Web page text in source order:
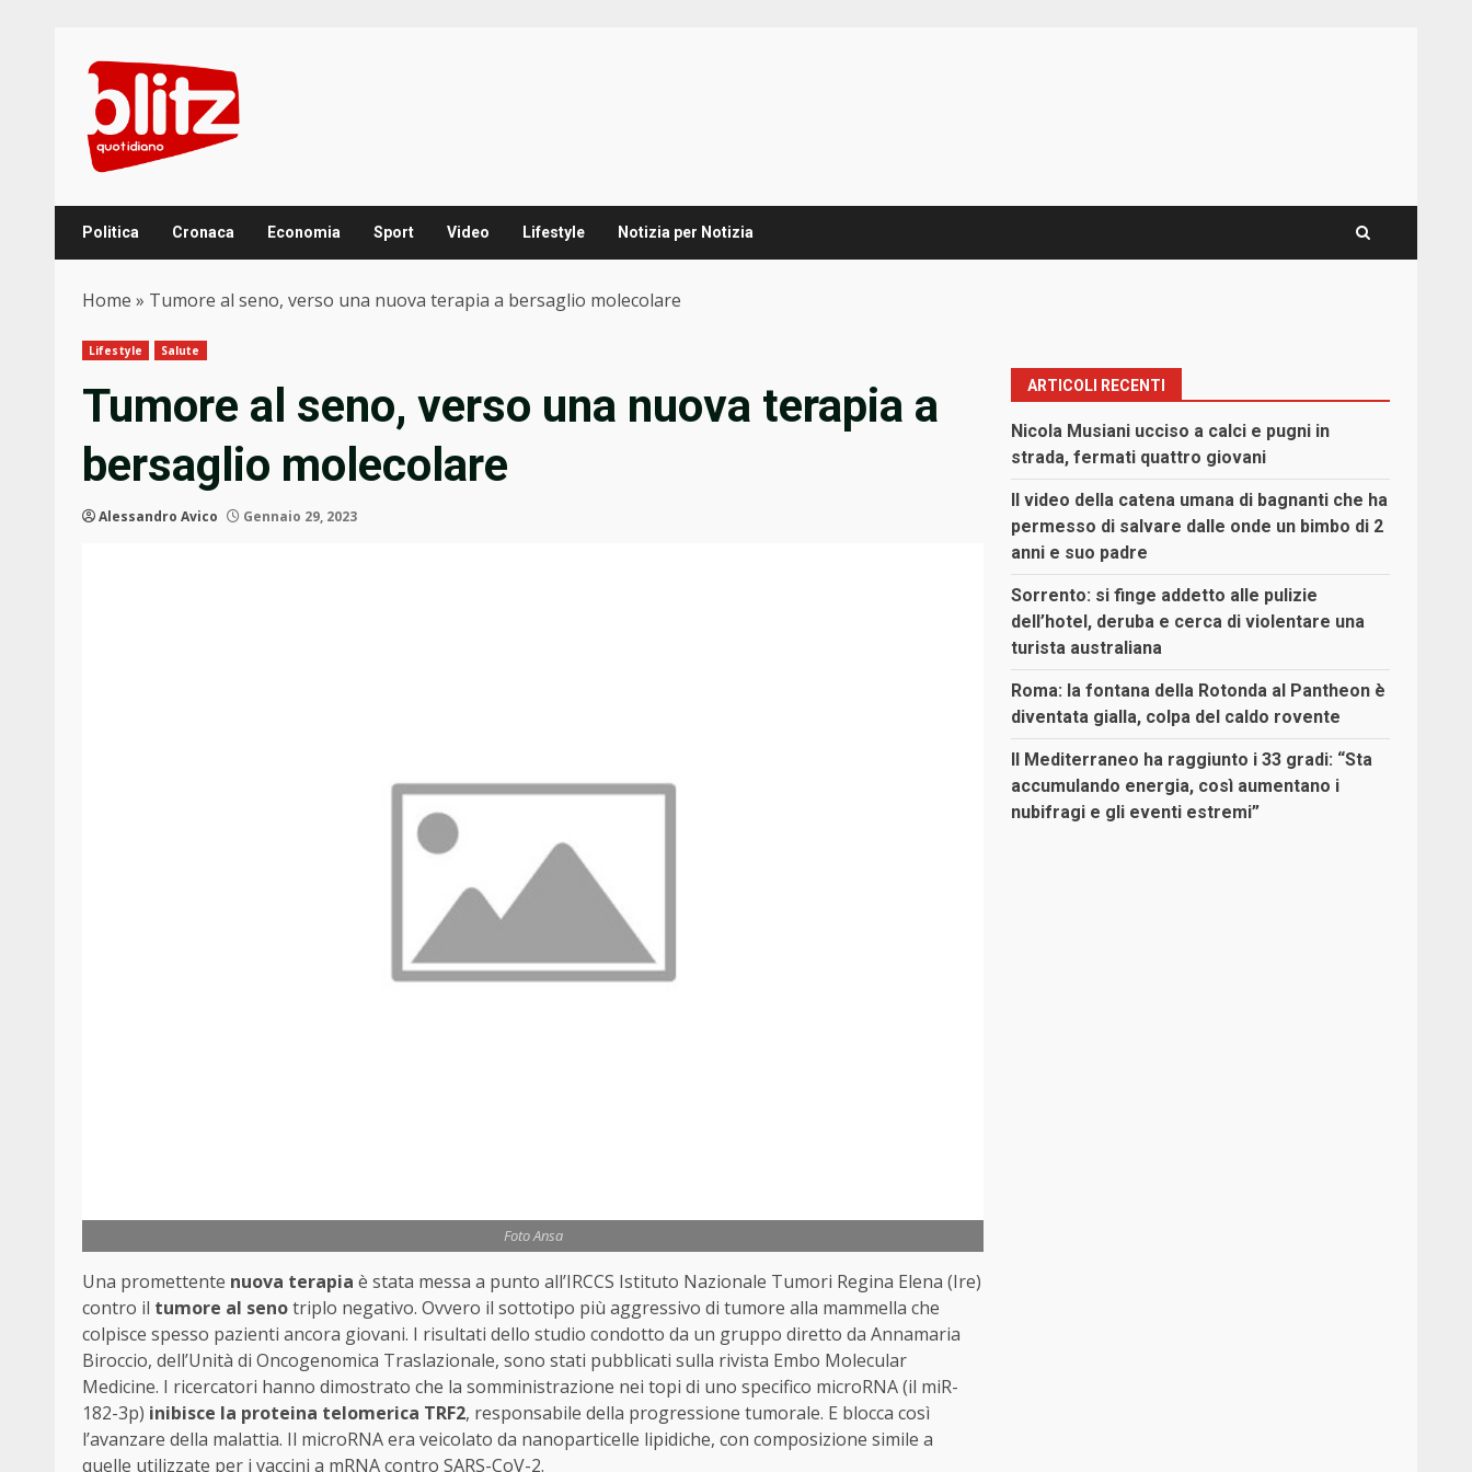
content
Politica Cronaca Economia Sport Video Lifestyle Notizia per Notizia
Home » Tumore al seno, verso una nuova terapia a bersaglio molecolare
Lifestyle Salute
Tumore al seno, verso una nuova terapia a
bersaglio molecolare
Alessandro Avico Gennaio 29, 2023
Foto Ansa
Una promettente nuova terapia è stata messa a punto all’IRCCS Istituto Nazionale Tumori Regina Elena (Ire)
contro il tumore al senotriplo negativo. Ovvero il sottotipo più aggressivo di tumore alla mammella che
colpisce spesso pazienti ancora giovani. I risultati dello studio condotto da un gruppo diretto da Annamaria
Biroccio, dell’Unità di Oncogenomica Traslazionale, sono stati pubblicati sulla rivista Embo Molecular
Medicine. I ricercatori hanno dimostrato che la somministrazione nei topi di uno specifico microRNA (il miR-
182-3p) inibisce la proteina telomerica TRF2, responsabile della progressione tumorale. E blocca così
l’avanzare della malattia. Il microRNA era veicolato da nanoparticelle lipidiche, con composizione simile a
quelle utilizzate per i vaccini a mRNA contro SARS-CoV-2.
ARTICOLI RECENTI
Nicola Musiani ucciso a calci e pugni in
strada, fermati quattro giovani
Il video della catena umana di bagnanti che ha
permesso di salvare dalle onde un bimbo di 2
anni e suo padre
Sorrento: si finge addetto alle pulizie
dell’hotel, deruba e cerca di violentare una
turista australiana
Roma: la fontana della Rotonda al Pantheon è
diventata gialla, colpa del caldo rovente
Il Mediterraneo ha raggiunto i 33 gradi: “Sta
accumulando energia, così aumentano i
nubifragi e gli eventi estremi”